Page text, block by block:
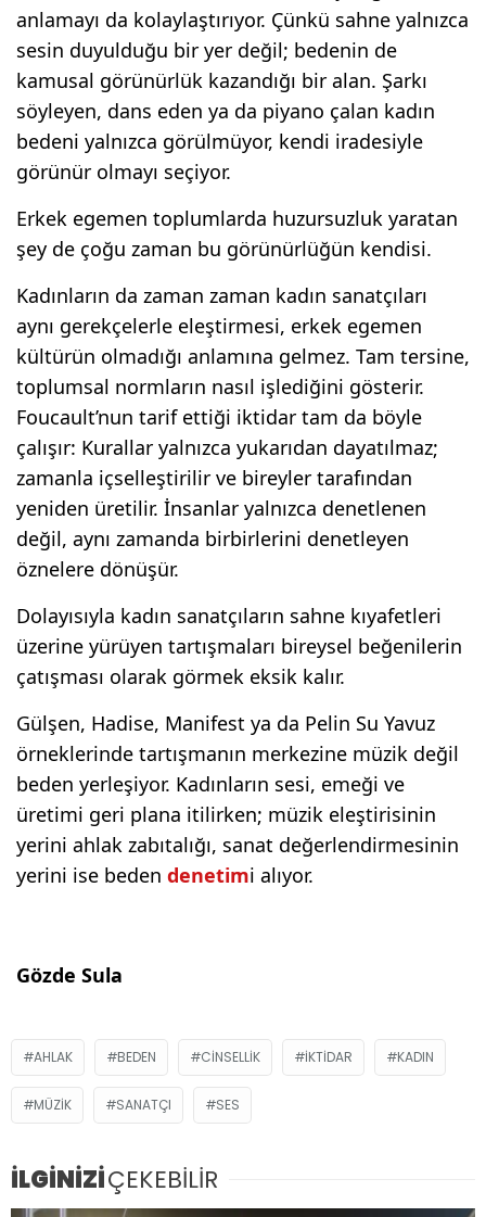
anlamayı da kolaylaştırıyor. Çünkü sahne yalnızca
sesin duyulduğu bir yer değil; bedenin de
kamusal görünürlük kazandığı bir alan. Şarkı
söyleyen, dans eden ya da piyano çalan kadın
bedeni yalnızca görülmüyor, kendi iradesiyle
görünür olmayı seçiyor.
Erkek egemen toplumlarda huzursuzluk yaratan
şey de çoğu zaman bu görünürlüğün kendisi.
Kadınların da zaman zaman kadın sanatçıları
aynı gerekçelerle eleştirmesi, erkek egemen
kültürün olmadığı anlamına gelmez. Tam tersine,
toplumsal normların nasıl işlediğini gösterir.
Foucault’nun tarif ettiği iktidar tam da böyle
çalışır: Kurallar yalnızca yukarıdan dayatılmaz;
zamanla içselleştirilir ve bireyler tarafından
yeniden üretilir. İnsanlar yalnızca denetlenen
değil, aynı zamanda birbirlerini denetleyen
öznelere dönüşür.
Dolayısıyla kadın sanatçıların sahne kıyafetleri
üzerine yürüyen tartışmaları bireysel beğenilerin
çatışması olarak görmek eksik kalır.
Gülşen, Hadise, Manifest ya da Pelin Su Yavuz
örneklerinde tartışmanın merkezine müzik değil
beden yerleşiyor. Kadınların sesi, emeği ve
üretimi geri plana itilirken; müzik eleştirisinin
yerini ahlak zabıtalığı, sanat değerlendirmesinin
yerini ise beden denetimi alıyor.
Gözde Sula
AHLAK BEDEN CINSELLIK IKTIDAR KADIN
MÜZIK SANATÇI SES
İLGİNİZİÇEKEBİLİR